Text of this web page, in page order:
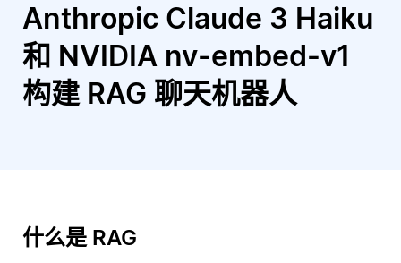
Anthropic Claude 3 Haiku
和 NVIDIA nv-embed-v1
构建 RAG 聊天机器人
什么是 RAG